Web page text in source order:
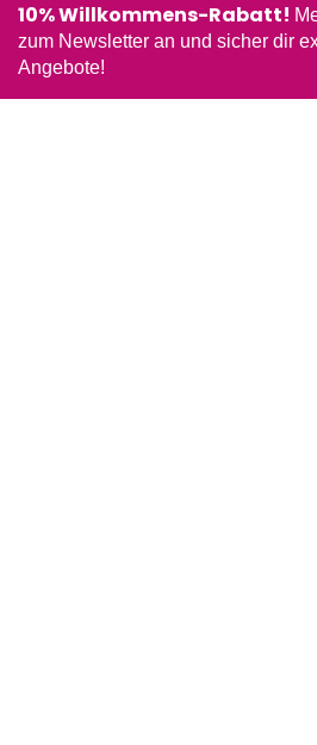
10% Willkommens-Rabatt!
zum Newsletter an und sicher dir
Angebote!